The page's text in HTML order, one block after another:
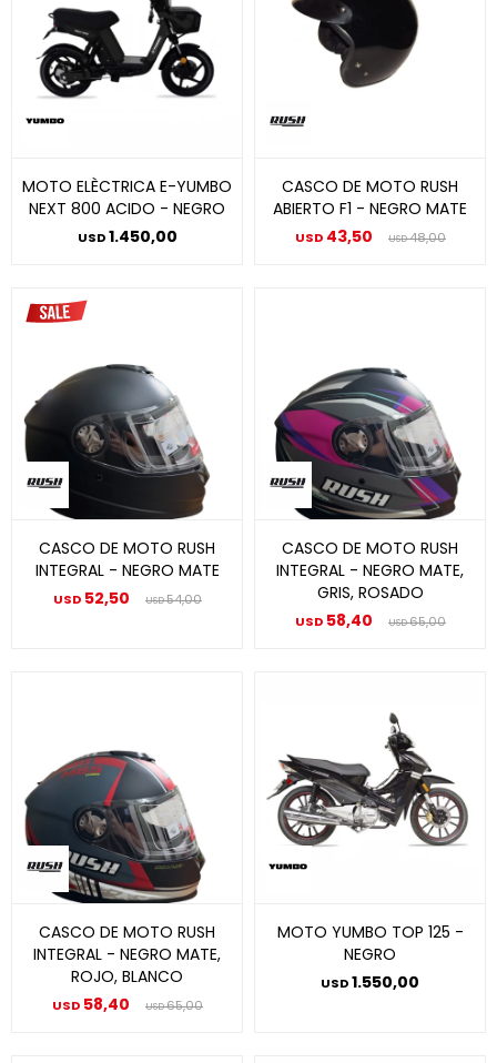
MOTO ELÈCTRICA E-YUMBO
NEXT 800 ACIDO - NEGRO
USD1.450,00
CASCO DE MOTO RUSH
ABIERTO F1 - NEGRO MATE
USD 43,50 USD48,00
CASCO DE MOTO RUSH
INTEGRAL - NEGRO MATE
USD 52,50 USD54,00
CASCO DE MOTO RUSH
INTEGRAL - NEGRO MATE,
GRIS, ROSADO
USD 58,40 USD65,00
CASCO DE MOTO RUSH
INTEGRAL - NEGRO MATE,
ROJO, BLANCO
USD 58,40 USD65,00
MOTO YUMBO TOP 125 -
NEGRO
USD1.550,00